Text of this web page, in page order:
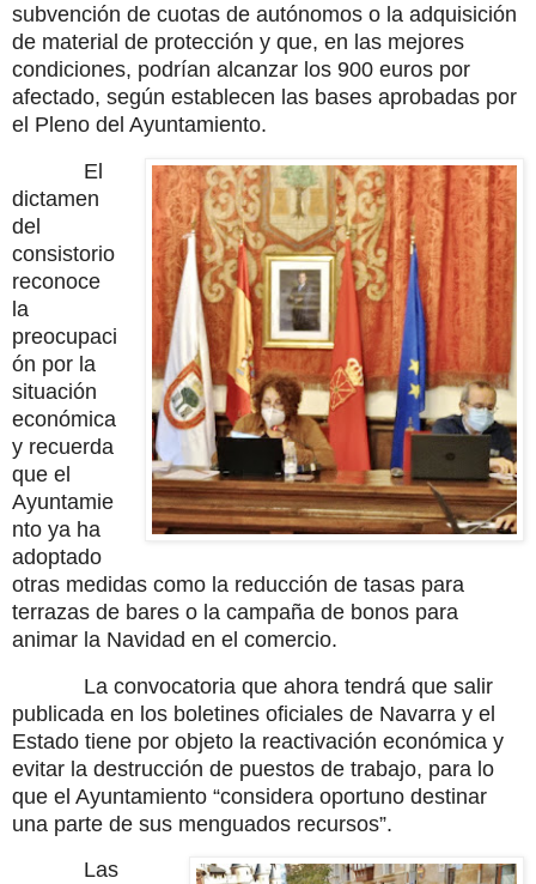
subvención de cuotas de autónomos o la adquisición
de material de protección y que, en las mejores
condiciones, podrían alcanzar los 900 euros por
afectado, según establecen las bases aprobadas por
el Pleno del Ayuntamiento.
El
dictamen
del
consistorio
reconoce
la
preocupaci
ón por la
situación
económica
y recuerda
que el
Ayuntamie
nto ya ha
adoptado
otras medidas como la reducción de tasas para
terrazas de bares o la campaña de bonos para
animar la Navidad en el comercio.
La convocatoria que ahora tendrá que salir
publicada en los boletines oficiales de Navarra y el
Estado tiene por objeto la reactivación económica y
evitar la destrucción de puestos de trabajo, para lo
que el Ayuntamiento “considera oportuno destinar
una parte de sus menguados recursos”.
Las